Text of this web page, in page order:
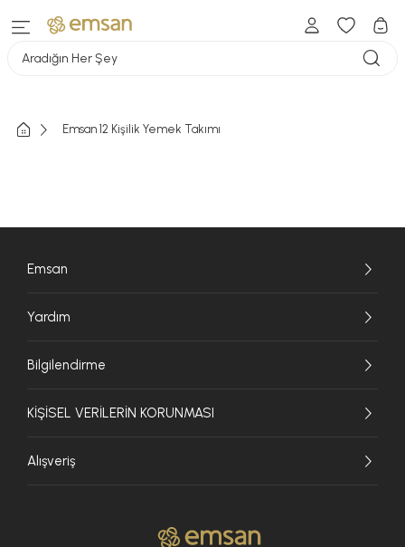
Aradığın Her Şey
Emsan 12 Kişilik Yemek Takımı
Emsan
Yardım
Bilgilendirme
KİŞİSEL VERİLERİN KORUNMASI
Alışveriş